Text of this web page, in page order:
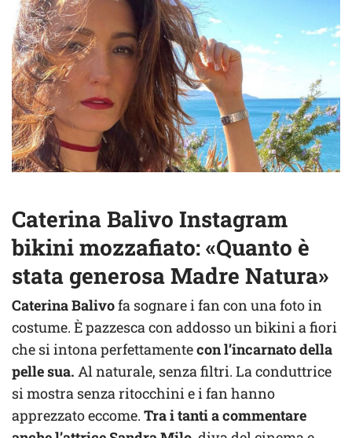
Caterina Balivo Instagram
bikini mozzafiato: «Quanto è
stata generosa Madre Natura»
Caterina Balivofa sognare i fan con una foto in
costume. È pazzesca con addosso un bikini a fiori
che si intona perfettamentecon l’incarnato della
pelle sua. Al naturale, senza filtri. La conduttrice
si mostra senza ritocchini e i fan hanno
apprezzato eccome. Tra i tanti a commentare